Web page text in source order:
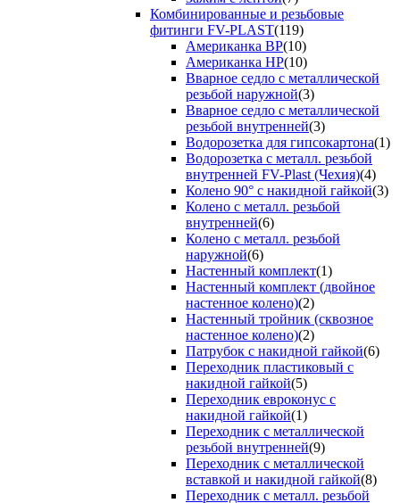
Комбинированные и резьбовые
фитинги FV-PLAST(119)
Американка ВР(10)
Американка НР(10)
Вварное седло с металлической
резьбой наружной(3)
Вварное седло с металлической
резьбой внутренней(3)
Водорозетка для гипсокартона(1)
Водорозетка с металл. резьбой
внутренней FV-Plast (Чехия)(4)
Колено 90° с накидной гайкой(3)
Колено с металл. резьбой
внутренней(6)
Колено с металл. резьбой
наружной(6)
Настенный комплект(1)
Настенный комплект (двойное
настенное колено)(2)
Настенный тройник (сквозное
настенное колено)(2)
Патрубок с накидной гайкой(6)
Переходник пластиковый с
накидной гайкой(5)
Переходник евроконус с
накидной гайкой(1)
Переходник с металлической
резьбой внутренней(9)
Переходник с металлической
вставкой и накидной гайкой(8)
Переходник с металл. резьбой